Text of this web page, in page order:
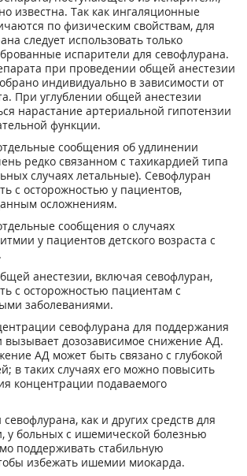
известна. Так как ингаляционные
по физическим свойствам, для
следует использовать только
испарители для севофлурана.
при проведении общей анестезии
индивидуально в зависимости от
При углублении общей анестезии
нарастание артериальной гипотензии
функции.
сообщения об удлинении
редко связанном с тахикардией типа
случаях летальные). Севофлуран
с осторожностью у пациентов,
осложнениям.
сообщения о случаях
у пациентов детского возраста с
анестезии, включая севофлуран,
с осторожностью пациентам с
заболеваниями.
севофлурана для поддержания
вызывает дозозависимое снижение АД.
АД может быть связано с глубокой
в таких случаях его можно повысить
концентрации подаваемого
как и других средств для
у больных с ишемической болезнью
поддерживать стабильную
избежать ишемии миокарда.